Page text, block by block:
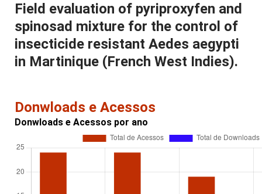
Field evaluation of pyriproxyfen and
spinosad mixture for the control of
insecticide resistant Aedes aegypti
in Martinique (French West Indies).
Donwloads e Acessos
Donwloads e Acessos por ano